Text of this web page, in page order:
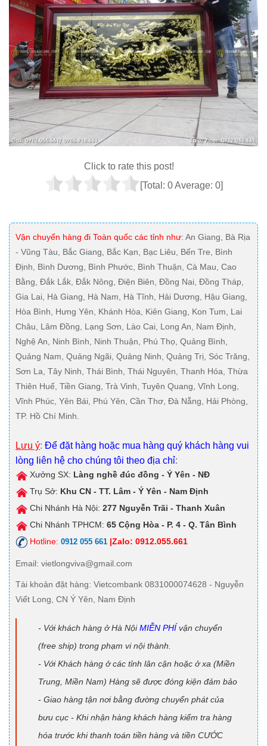
Click to rate this post!
[Total: 0Average: 0]
Vận chuyển hàng đi Toàn quốc các tỉnh như: An Giang, Bà Rịa
- Vũng Tàu, Bắc Giang, Bắc Kạn, Bạc Liêu, Bến Tre, Bình
Định, Bình Dương, Bình Phước, Bình Thuận, Cà Mau, Cao
Bằng, Đắk Lắk, Đắk Nông, Điện Biên, Đồng Nai, Đồng Tháp,
Gia Lai, Hà Giang, Hà Nam, Hà Tĩnh, Hải Dương, Hậu Giang,
Hòa Bình, Hưng Yên, Khánh Hòa, Kiên Giang, Kon Tum, Lai
Châu, Lâm Đồng, Lạng Sơn, Lào Cai, Long An, Nam Định,
Nghệ An, Ninh Bình, Ninh Thuận, Phú Thọ, Quảng Bình,
Quảng Nam, Quảng Ngãi, Quảng Ninh, Quảng Trị, Sóc Trăng,
Sơn La, Tây Ninh, Thái Bình, Thái Nguyên, Thanh Hóa, Thừa
Thiên Huế, Tiền Giang, Trà Vinh, Tuyên Quang, Vĩnh Long,
Vĩnh Phúc, Yên Bái, Phú Yên, Cần Thơ, Đà Nẵng, Hải Phòng,
TP. Hồ Chí Minh.
Lưu ý: Để đặt hàng hoặc mua hàng quý khách hàng vui
lòng liên hệ cho chúng tôi theo địa chỉ:
Xưởng SX: Làng nghề đúc đồng - Ý Yên - NĐ
Trụ Sở: Khu CN - TT. Lâm - Ý Yên - Nam Định
Chi Nhánh Hà Nội: 277 Nguyễn Trãi - Thanh Xuân
Chi Nhánh TPHCM: 65 Cộng Hòa - P. 4 - Q. Tân Bình
Hotline: 0912 055 661 |Zalo: 0912.055.661
Email: vietlongviva@gmail.com
Tài khoản đặt hàng: Vietcombank 0831000074628 - Nguyễn
Viết Long, CN Ý Yên, Nam Định
- Với khách hàng ở Hà NộiMIỄN PHÍ vận chuyển
(free ship) trong phạm vi nội thành.
- Với Khách hàng ở các tỉnh lân cận hoặc ở xa (Miền
Trung, Miền Nam) Hàng sẽ được đóng kiện đảm bảo
- Giao hàng tận nơi bằng đường chuyển phát của
bưu cục - Khi nhận hàng khách hàng kiểm tra hàng
hóa trước khi thanh toán tiền hàng và tiền CƯỚC